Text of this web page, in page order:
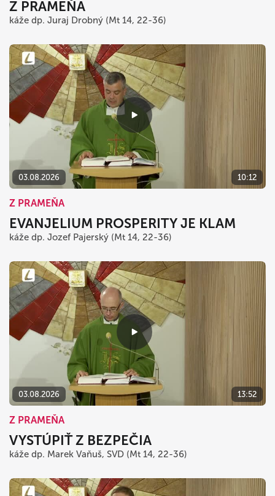
Z PRAMEŇA
káže dp. Juraj Drobný (Mt 14, 22-36)
03.08.2026 10:12
Z PRAMEŇA
EVANJELIUM PROSPERITY JE KLAM
káže dp. Jozef Pajerský (Mt 14, 22-36)
03.08.2026 13:52
Z PRAMEŇA
VYSTÚPIŤ Z BEZPEČIA
káže dp. Marek Vaňuš, SVD (Mt 14, 22-36)